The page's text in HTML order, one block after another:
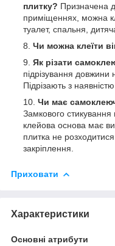
плитку? Призначена
приміщеннях, можна
туалет, спальня,
Чи можна клеїти
Як різати
підрізування довжини
Підрізають з
Чи має
Замкового
клейова основа має
плитка не
закріплення.
Приховати
Характеристики
Основні атрибути